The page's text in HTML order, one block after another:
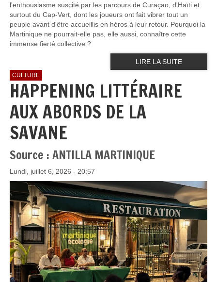
l'enthousiasme suscité par les parcours de Curaçao, d'Haïti et
surtout du Cap-Vert, dont les joueurs ont fait vibrer tout un
peuple avant d'être accueillis en héros à leur retour. Pourquoi la
Martinique ne pourrait-elle pas, elle aussi, connaître cette
immense fierté collective ?
LIRE LA SUITE
CULTURE
HAPPENING LITTÉRAIRE
AUX ABORDS DE LA
SAVANE
Source : ANTILLA MARTINIQUE
Lundi, juillet 6, 2026 - 20:57